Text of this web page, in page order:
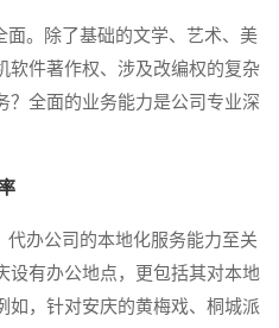
。除了基础的文学、艺术、美
软件著作权、涉及改编权的复杂
？全面的业务能力是公司专业深
办公司的本地化服务能力至关
设有办公地点，更包括其对本地
如，针对安庆的黄梅戏、桐城派